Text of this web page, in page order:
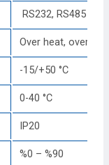
RS232, RS485
Over heat,
-15/+50 °C
0-40 °C
IP20
%0 – %90